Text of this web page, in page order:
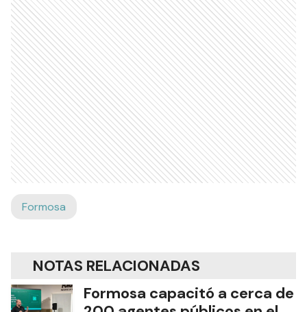
Formosa
NOTAS RELACIONADAS
Formosa capacitó a cerca de